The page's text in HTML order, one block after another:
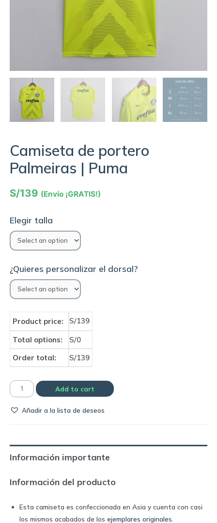
Camiseta de portero
Palmeiras | Puma
S/139 (Envío ¡GRATIS!)
Elegir talla
¿Quieres personalizar el dorsal?
Product price: S/139
Total options:
S/0
Order total:
S/139
Camiseta
portero
Puma
quantity
Add to cart
Añadir a la lista de deseos
Información importante
Información del producto
Esta camiseta es confeccionada en Asia y cuenta con casi
los mismos acabados de los ejemplares originales.